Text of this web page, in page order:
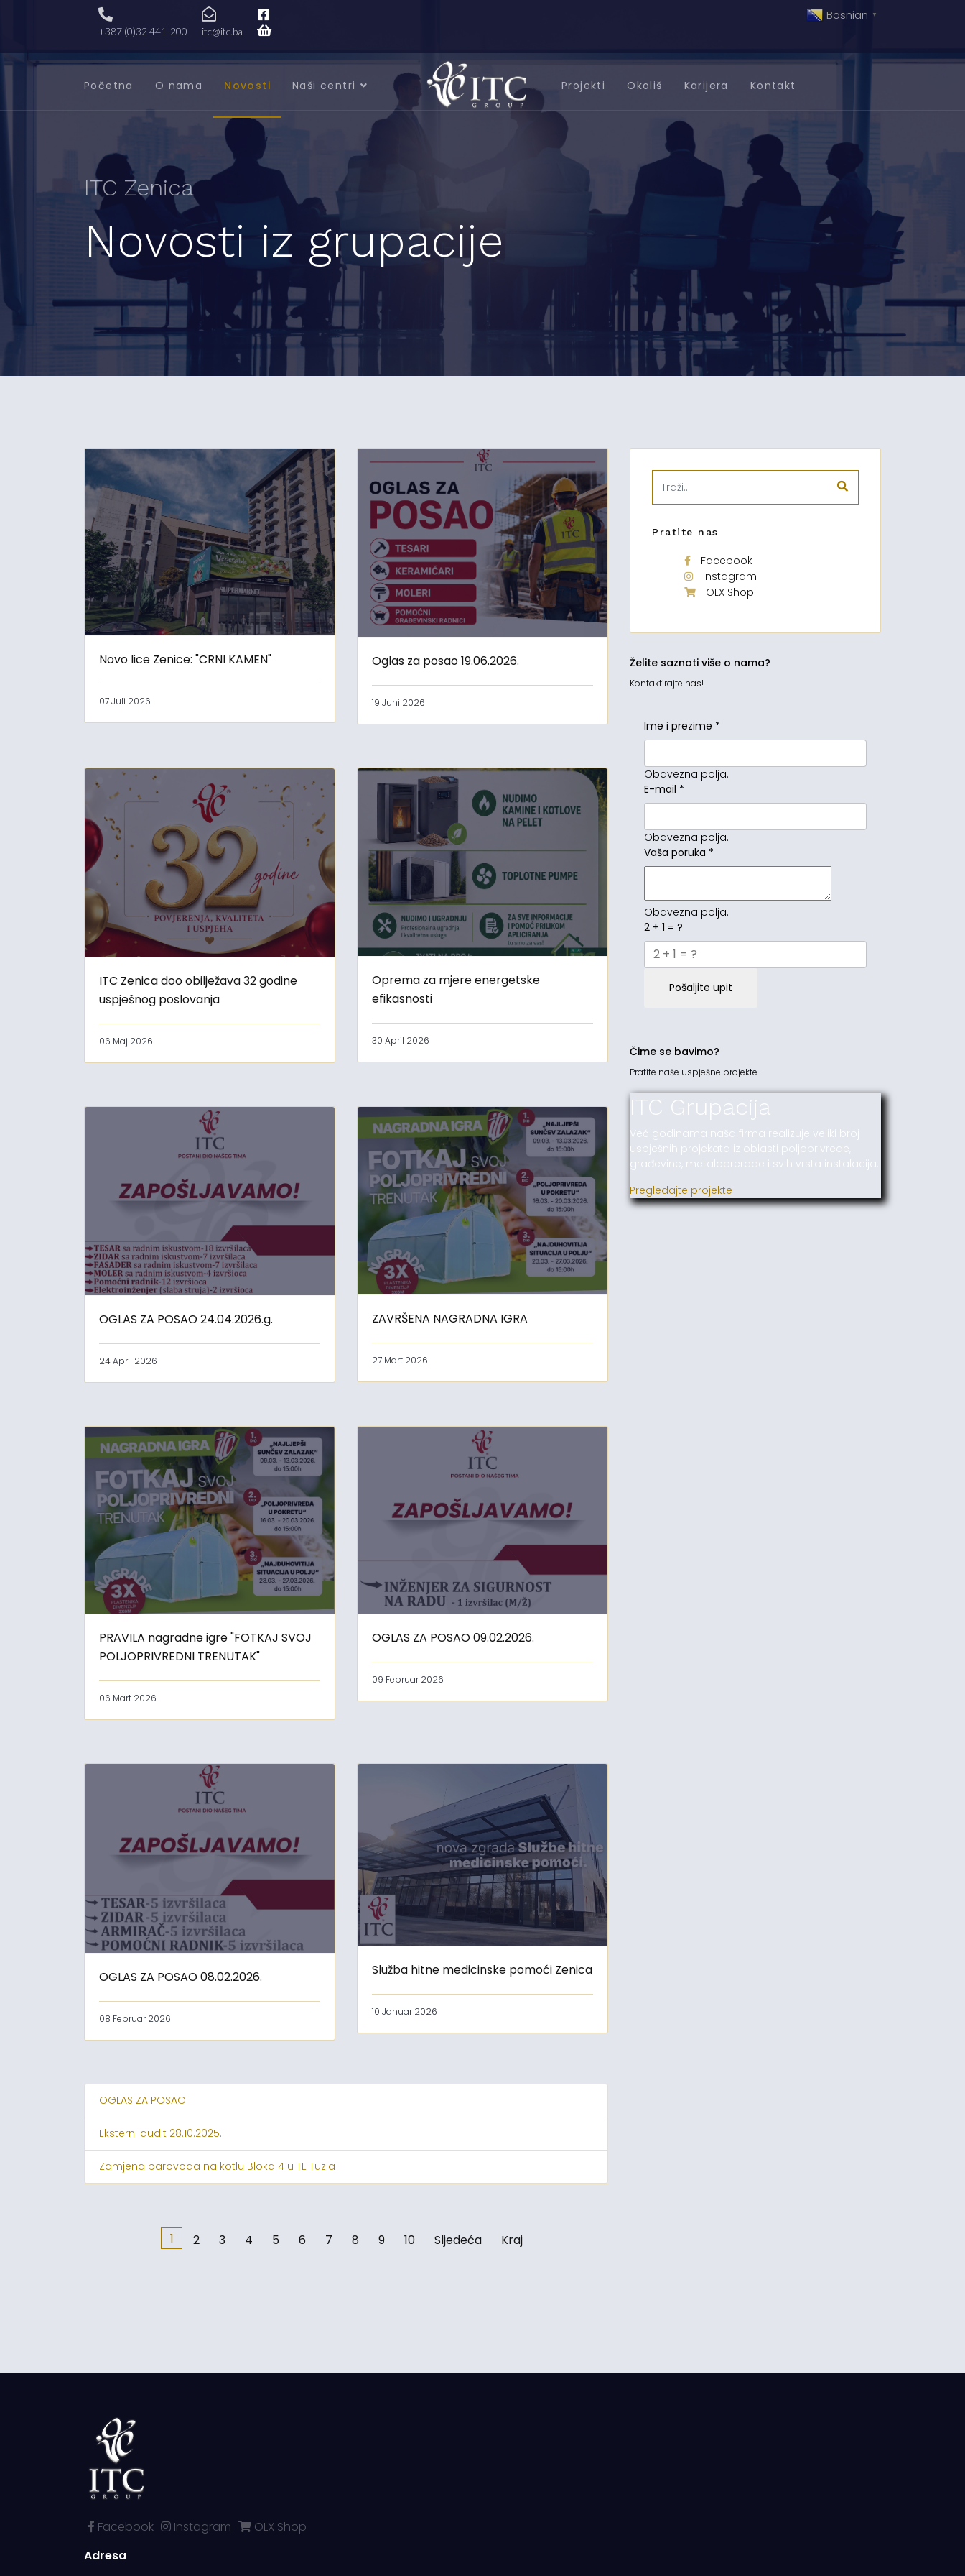
+387 (0)32 441-200 itc@itc.ba
Bosnian ▼
Početna O nama Novosti Naši centri Projekti Okoliš Karijera Kontakt
ITC Zenica
Novosti iz grupacije
Novo lice Zenice: "CRNI KAMEN"
07 Juli 2026
Oglas za posao 19.06.2026.
19 Juni 2026
ITC Zenica doo obilježava 32 godine
uspješnog poslovanja
06 Maj 2026
Oprema za mjere energetske
efikasnosti
30 April 2026
OGLAS ZA POSAO 24.04.2026.g.
24 April 2026
ZAVRŠENA NAGRADNA IGRA
27 Mart 2026
PRAVILA nagradne igre "FOTKAJ SVOJ
POLJOPRIVREDNI TRENUTAK"
06 Mart 2026
OGLAS ZA POSAO 09.02.2026.
09 Februar 2026
OGLAS ZA POSAO 08.02.2026.
08 Februar 2026
Služba hitne medicinske pomoći Zenica
10 Januar 2026
OGLAS ZA POSAO
Eksterni audit 28.10.2025.
Zamjena parovoda na kotlu Bloka 4 u TE Tuzla
1 2 3 4 5 6 7 8 9 10 Sljedeća Kraj
Pratite nas
Facebook
Instagram
OLX Shop
Želite saznati više o nama?
Kontaktirajte nas!
Ime i prezime *
Obavezna polja.
E-mail *
Obavezna polja.
Vaša poruka *
Obavezna polja.
2 + 1 = ?
Pošaljite upit
Čime se bavimo?
Pratite naše uspješne projekte.
ITC Grupacija
Već godinama naša firma realizuje veliki broj
uspješnih projekata iz oblasti poljoprivrede,
građevine, metaloprerade i svih vrsta instalacija.
Pregledajte projekte
Facebook Instagram
OLX Shop
Adresa